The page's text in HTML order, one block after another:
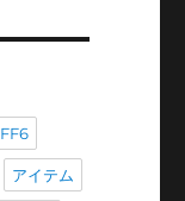
FF6
アイテム